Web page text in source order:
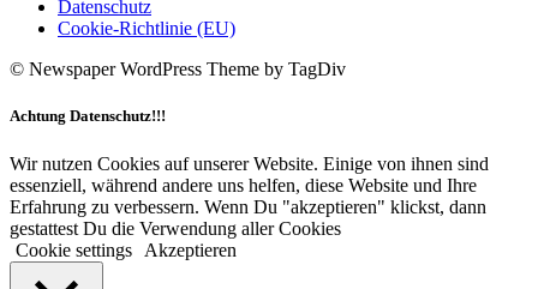
Datenschutz
Cookie-Richtlinie (EU)
© Newspaper WordPress Theme by TagDiv
Achtung Datenschutz!!!
Wir nutzen Cookies auf unserer Website. Einige von ihnen sind
essenziell, während andere uns helfen, diese Website und Ihre
Erfahrung zu verbessern. Wenn Du "akzeptieren" klickst, dann
gestattest Du die Verwendung aller Cookies
Cookie settings
Akzeptieren